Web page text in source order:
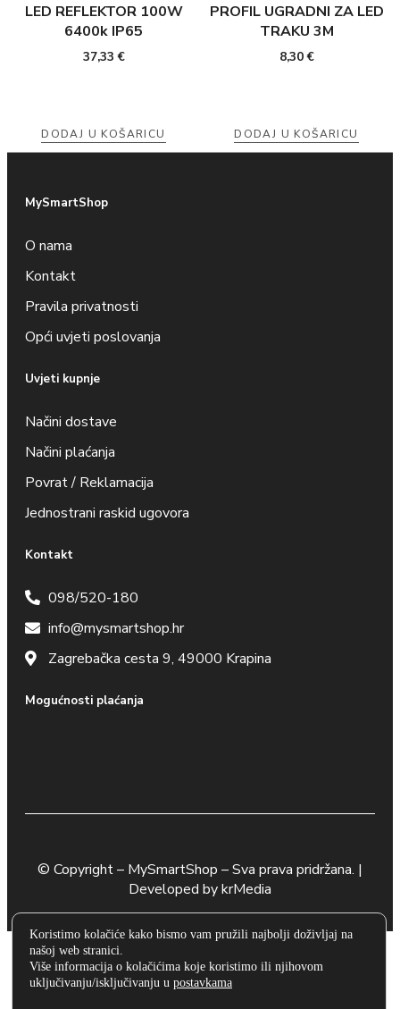
LED REFLEKTOR 100W
6400k IP65
37,33€
DODAJ U KOŠARICU
PROFIL UGRADNI ZA LED
TRAKU 3M
8,30€
DODAJ U KOŠARICU
MySmartShop
O nama
Kontakt
Pravila privatnosti
Opći uvjeti poslovanja
Uvjeti kupnje
Načini dostave
Načini plaćanja
Povrat / Reklamacija
Jednostrani raskid ugovora
Kontakt
098/520-180
info@mysmartshop.hr
Zagrebačka cesta 9, 49000 Krapina
Mogućnosti plaćanja
© Copyright – MySmartShop – Sva prava pridržana. |
Developed bykrMedia
Koristimo kolačiće kako bismo vam pružili najbolji doživljaj na
našoj web stranici.
Više informacija o kolačićima koje koristimo ili njihovom
uključivanju/isključivanju u postavkama